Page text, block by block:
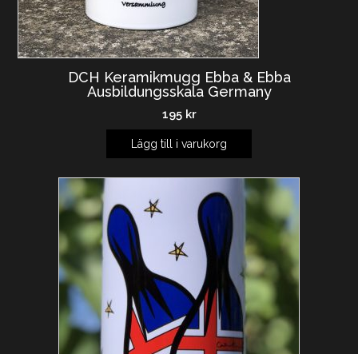
DCH Keramikmugg Ebba & Ebba
Ausbildungsskala Germany
195 kr
Lägg till i varukorg